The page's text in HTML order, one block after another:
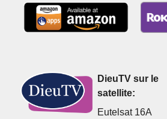
DieuTV sur le
satellite:
Eutelsat 16A